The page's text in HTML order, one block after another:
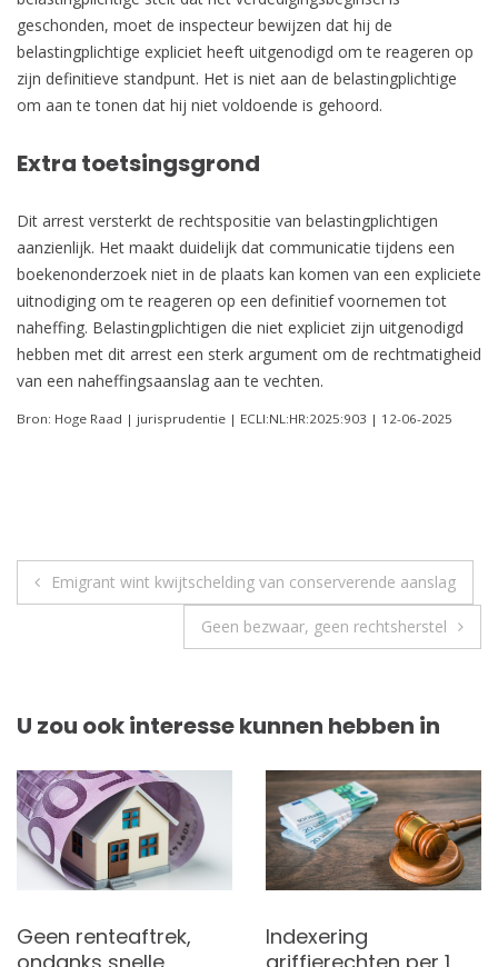
geschonden, moet de inspecteur bewijzen dat hij de
belastingplichtige expliciet heeft uitgenodigd om te reageren op
zijn definitieve standpunt. Het is niet aan de belastingplichtige
om aan te tonen dat hij niet voldoende is gehoord.
Extra toetsingsgrond
Dit arrest versterkt de rechtspositie van belastingplichtigen
aanzienlijk. Het maakt duidelijk dat communicatie tijdens een
boekenonderzoek niet in de plaats kan komen van een expliciete
uitnodiging om te reageren op een definitief voornemen tot
naheffing. Belastingplichtigen die niet expliciet zijn uitgenodigd
hebben met dit arrest een sterk argument om de rechtmatigheid
van een naheffingsaanslag aan te vechten.
Bron: Hoge Raad | jurisprudentie | ECLI:NL:HR:2025:903 | 12-06-2025
Berichtnavigatie
Emigrant wint kwijtschelding van conserverende aanslag
Geen bezwaar, geen rechtsherstel
U zou ook interesse kunnen hebben in
Geen renteaftrek,
Indexering